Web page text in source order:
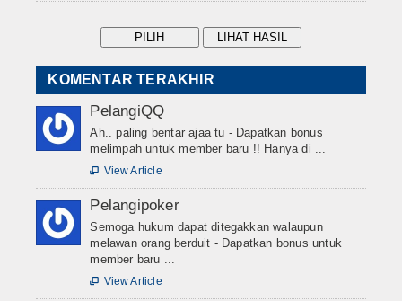
KOMENTAR TERAKHIR
PelangiQQ
Ah.. paling bentar ajaa tu - Dapatkan bonus
melimpah untuk member baru !! Hanya di ...
 View Article
Pelangipoker
Semoga hukum dapat ditegakkan walaupun
melawan orang berduit - Dapatkan bonus untuk
member baru ...
 View Article